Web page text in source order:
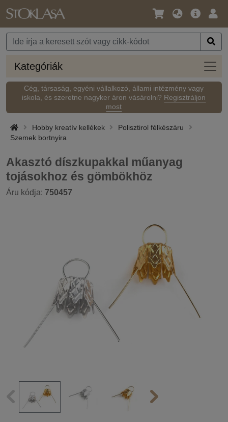
Nyelv
Pénznem
Fő
Kategóriák
Cég, társaság, egyéni vállalkozó, állami intézmény vagy
iskola, és szeretne nagyker áron vásárolni? Regisztráljon
most
Hobby kreatív kellékek
Polisztirol félkészáru
Szemek bortnyira
Akasztó díszkupakkal műanyag
tojásokhoz és gömbökhöz
Áru kódja: 750457